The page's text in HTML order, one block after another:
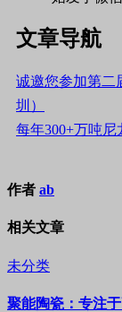
文章导航
诚邀您参加第二
圳）
每年300+万吨尼
作者 ab
相关文章
未分类
聚能陶瓷：专注